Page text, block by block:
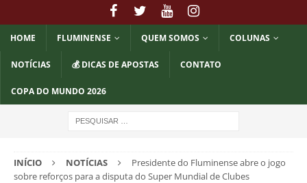
HOME FLUMINENSE QUEM SOMOS COLUNAS
NOTÍCIAS 💰 DICAS DE APOSTAS CONTATO
COPA DO MUNDO 2026
INÍCIO NOTÍCIAS
Presidente do Fluminense abre o jogo
sobre reforços para a disputa do Super Mundial de Clubes